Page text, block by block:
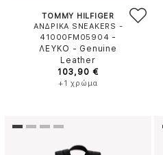
TOMMY HILFIGER
ΑΝΔΡΙΚΑ SNEAKERS -
41000FM05904 -
ΛΕΥΚΟ - Genuine
Leather
103,90 €
+1 χρώμα